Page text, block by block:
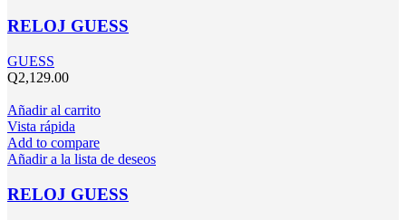
RELOJ GUESS
GUESS
Q2,129.00
Añadir al carrito
Vista rápida
Add to compare
Añadir a la lista de deseos
RELOJ GUESS